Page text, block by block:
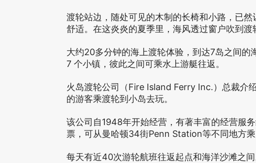
渡轮站边，随处可见的木制的长椅和小路，已
舒适。在这炎炎的夏季里，海风透过窗户吹到渡
大约20多分钟的海上渡轮体验，到达7岛之间的
7 个小镇，彼此之间可乘水上游艇往返。
火岛渡轮公司（ Fire Island Ferry Inc. ）总裁介
的游客乘渡轮到小岛去玩。
该公司自 1948年开始经营，有著丰富的经营服务
票，可从曼哈顿34街Penn Station等不同地方乘
每天有近40次游轮航班往返起点和海洋沙滩之